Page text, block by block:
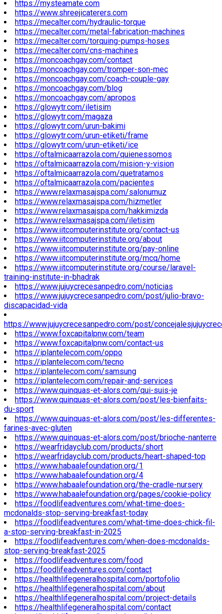
https://mysteamate.com
https://www.shreejicaterers.com
https://mecalter.com/hydraulic-torque
https://mecalter.com/metal-fabrication-machines
https://mecalter.com/torquing-pumps-hoses
https://mecalter.com/cns-machines
https://moncoachgay.com/contact
https://moncoachgay.com/tromper-son-mec
https://moncoachgay.com/coach-couple-gay
https://moncoachgay.com/blog
https://moncoachgay.com/apropos
https://glowytr.com/iletisim
https://glowytr.com/magaza
https://glowytr.com/urun-bakimi
https://glowytr.com/urun-etiketi/frame
https://glowytr.com/urun-etiketi/ice
https://oftalmicaarrazola.com/quienessomos
https://oftalmicaarrazola.com/mision-y-vision
https://oftalmicaarrazola.com/quetratamos
https://oftalmicaarrazola.com/pacientes
https://www.relaxmasajspa.com/salonumuz
https://www.relaxmasajspa.com/hizmetler
https://www.relaxmasajspa.com/hakkimizda
https://www.relaxmasajspa.com/iletisim
https://www.iitcomputerinstitute.org/contact-us
https://www.iitcomputerinstitute.org/about
https://www.iitcomputerinstitute.org/pay-online
https://www.iitcomputerinstitute.org/mcq/home
https://www.iitcomputerinstitute.org/course/laravel-
training-institute-in-bhadrak
https://www.jujuycrecesanpedro.com/noticias
https://www.jujuycrecesanpedro.com/post/julio-bravo-
discapacidad-vida
https://www.jujuycrecesanpedro.com/post/
https://www.foxcapitalpnw.com/team
https://www.foxcapitalpnw.com/contact-us
https://iplantelecom.com/oppo
https://iplantelecom.com/tecno
https://iplantelecom.com/samsung
https://iplantelecom.com/repair-and-services
https://www.quinquas-et-alors.com/qui-suis-je
https://www.quinquas-et-alors.com/post/les-bienfaits-
du-sport
https://www.quinquas-et-alors.com/post/les-differentes-
farines-avec-gluten
https://www.quinquas-et-alors.com/post/brioche-nanterre
https://wearfridayclub.com/products/short
https://wearfridayclub.com/products/heart-shaped-top
https://www.habaalefoundation.org/1
https://www.habaalefoundation.org/4
https://www.habaalefoundation.org/the-cradle-nursery
https://www.habaalefoundation.org/pages/cookie-policy
https://foodlifeadventures.com/what-time-does-
mcdonalds-stop-serving-breakfast-today
https://foodlifeadventures.com/what-time-does-chick-fil-
a-stop-serving-breakfast-in-2025
https://foodlifeadventures.com/when-does-mcdonalds-
stop-serving-breakfast-2025
https://foodlifeadventures.com/food
https://foodlifeadventures.com/contact
https://healthlifegeneralhospital.com/portofolio
https://healthlifegeneralhospital.com/about
https://healthlifegeneralhospital.com/project-details
https://healthlifegeneralhospital.com/contact